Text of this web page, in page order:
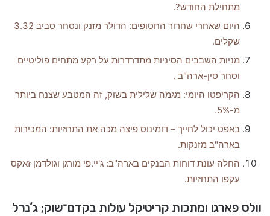
מתחילת החודש?.
היום שאחרי שחרור החטופים: הדולר מזנק ונסחר סביב 3.32
שקלים.
מניות השבבים הסיניות מתדרדרות על רקע מתחים פוליטיים
וסחר סין-ארה"ב .
הקריפטו היומי: מגמה שלילית בשוק, זה המטבע שצנח ביותר
מ-5%.
באפט יכול לחייך – דומינוס פיצה מכה את התחזיות: המכירות
בארה"ב מזנקות.
החלה עונת דוחות הבנקים בארה"ב: ג'יי.פי מורגן וגולדמן זאקס
עקפו התחזיות.
וולס פארגו ומתכות קריטיקל עולות בקדם־שוק; ג’נרל